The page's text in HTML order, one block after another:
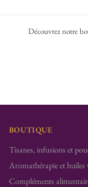
Découvrez notre
BOUTIQUE
Tisanes, infusions et
Aromathérapie et huiles
Compléments